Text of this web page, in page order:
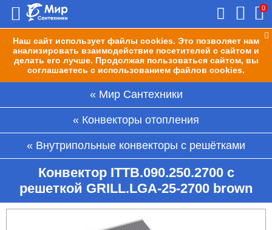
Наш сайт использует файлы cookies. Это позволяет нам
анализировать взаимодействие посетителей с сайтом и
делать его лучше. Продолжая пользоваться сайтом, вы
соглашаетесь с использованием файлов cookies.
0
Мир Сантехники
Конвекторы отопления
Внутрипольные конвекторы с решётками
Конвектор ITTB.090.250.2700 с
решеткой GRILL.LGA-25-2700 brown